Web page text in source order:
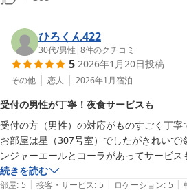
ひろくん422
30代/男性 |8件のクチコミ
5 2026年1月20日投稿
その他 恋人 2026年1月宿泊
受付の男性が丁寧！夜食サービスも
受付の方（男性）の対応がものすごく丁寧
お部屋は星（307号室）でしたがきれいで
ンジャーエールとコーラがあってサービス
しかも何と夜食も出てきてびっくり
でもなんか白いご飯が少しかたくて残念、
続きを読む
部屋: 5 | 接客・サービス: 5 | ロケーション: 5 |